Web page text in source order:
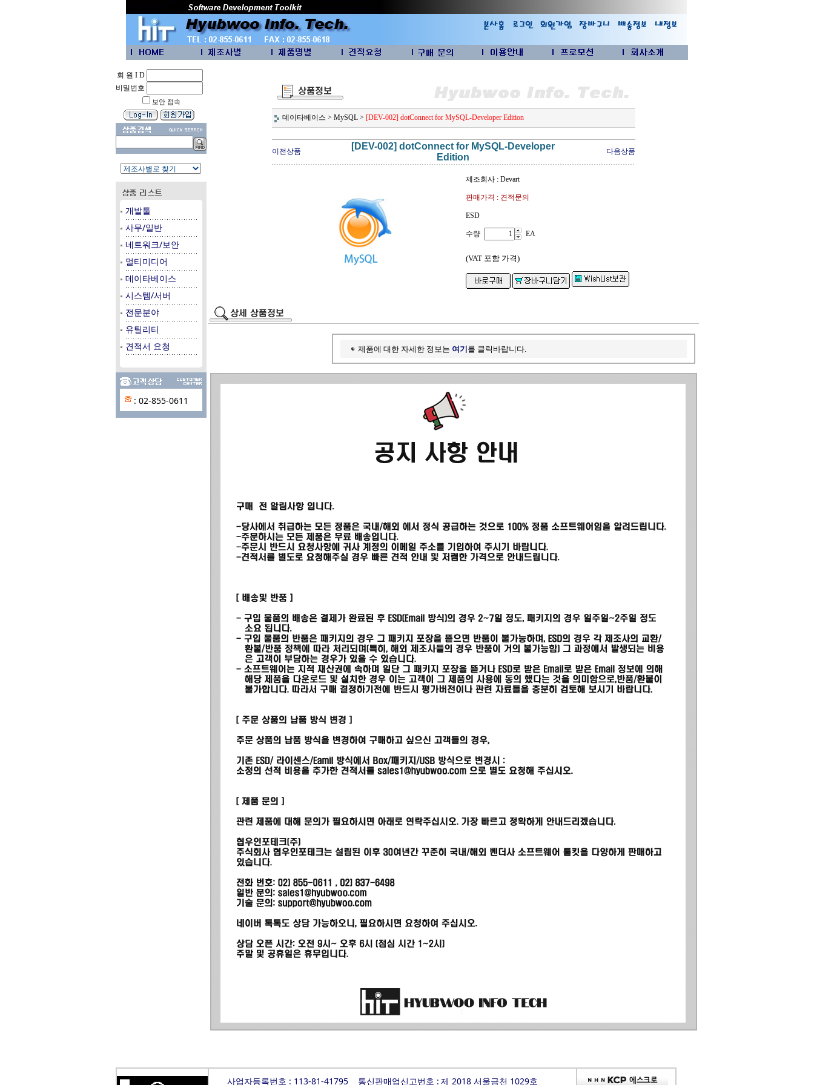
회 원 I D
비밀번호
보안 접속
개발툴
사무/일반
네트워크/보안
멀티미디어
데이타베이스
시스템/서버
전문분야
유틸리티
견적서 요청
: 02-855-0611
데이타베이스 > MySQL > [DEV-002] dotConnect for MySQL-Developer Edition
이전상품
[DEV-002] dotConnect for MySQL-Developer
Edition
다음상품
제조회사 : Devart
판매가격 : 견적문의
ESD
수량 EA
(VAT 포함 가격)
제품에 대한 자세한 정보는 여기 를 클릭바랍니다.
사업자등록번호 : 113-81-41795 통신판매업신고번호 : 제 2018 서울금천 1029호